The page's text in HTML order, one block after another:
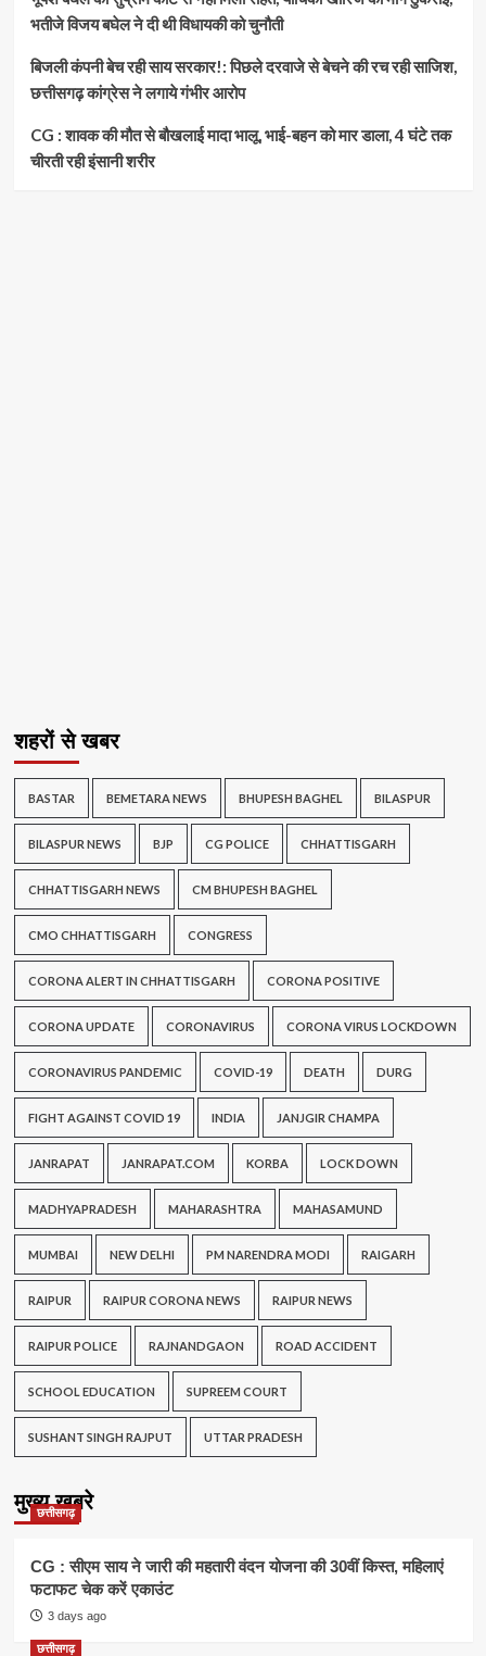
भतीजे विजय बघेल ने दी थी विधायकी को चुनौती
बिजली कंपनी बेच रही साय सरकार!: पिछले दरवाजे से बेचने की रच रही साजिश,
छत्तीसगढ़ कांग्रेस ने लगाये गंभीर आरोप
CG : शावक की मौत से बौखलाई मादा भालू, भाई-बहन को मार डाला, 4 घंटे तक
चीरती रही इंसानी शरीर
शहरों से खबर
BASTAR BEMETARA NEWS BHUPESH BAGHEL BILASPUR
BILASPUR NEWS BJP CG POLICE CHHATTISGARH
CHHATTISGARH NEWS CM BHUPESH BAGHEL
CMO CHHATTISGARH CONGRESS
CORONA ALERT IN CHHATTISGARH CORONA POSITIVE
CORONA UPDATE CORONAVIRUS CORONA VIRUS LOCKDOWN
CORONAVIRUS PANDEMIC COVID-19 DEATH DURG
FIGHT AGAINST COVID 19 INDIA JANJGIR CHAMPA
JANRAPAT JANRAPAT.COM KORBA LOCK DOWN
MADHYAPRADESH MAHARASHTRA MAHASAMUND
MUMBAI NEW DELHI PM NARENDRA MODI RAIGARH
RAIPUR RAIPUR CORONA NEWS RAIPUR NEWS
RAIPUR POLICE RAJNANDGAON ROAD ACCIDENT
SCHOOL EDUCATION SUPREEM COURT
SUSHANT SINGH RAJPUT UTTAR PRADESH
मुख्य खबरे
छत्तीसगढ़
CG : सीएम साय ने जारी की महतारी वंदन योजना की 30वीं किस्त, महिलाएं
फटाफट चेक करें एकाउंट
3 days ago
छत्तीसगढ़